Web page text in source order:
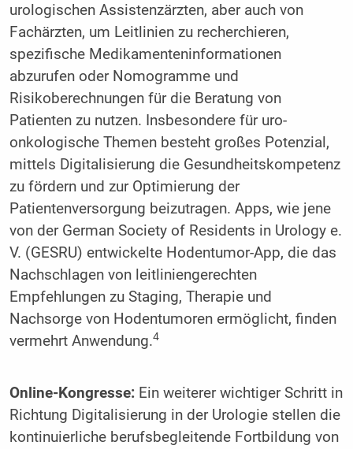
urologischen Assistenzärzten, aber auch von
Fachärzten, um Leitlinien zu recherchieren,
spezifische Medikamenteninformationen
abzurufen oder Nomogramme und
Risikoberechnungen für die Beratung von
Patienten zu nutzen. Insbesondere für uro-
onkologische Themen besteht großes Potenzial,
mittels Digitalisierung die Gesundheitskompetenz
zu fördern und zur Optimierung der
Patientenversorgung beizutragen. Apps, wie jene
von der German Society of Residents in Urology e.
V. (GESRU) entwickelte Hodentumor-App, die das
Nachschlagen von leitliniengerechten
Empfehlungen zu Staging, Therapie und
Nachsorge von Hodentumoren ermöglicht, finden
vermehrt Anwendung.4
Online-Kongresse:Ein weiterer wichtiger Schritt in
Richtung Digitalisierung in der Urologie stellen die
kontinuierliche berufsbegleitende Fortbildung von